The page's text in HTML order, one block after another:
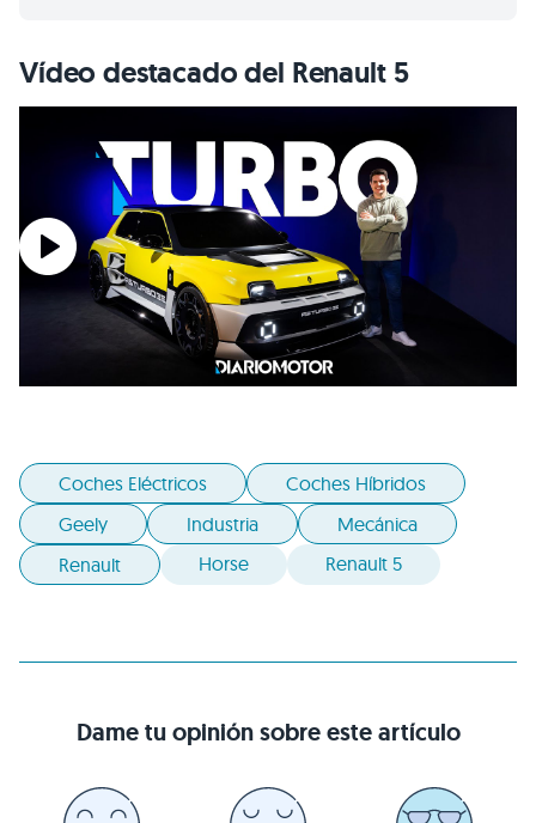
Vídeo destacado del Renault 5
Coches Eléctricos
Coches Híbridos
Geely
Industria
Mecánica
Renault
Horse Renault 5
Dame tu opinión sobre este artículo